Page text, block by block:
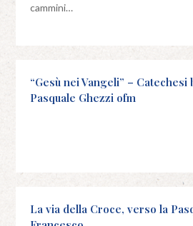
cammini…
“Gesù nei Vangeli” –
Pasquale Ghezzi ofm
La via della Croce, verso la